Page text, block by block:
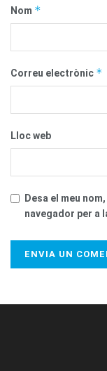
Nom *
Correu electrònic *
Lloc web
Desa el meu
navegador per a